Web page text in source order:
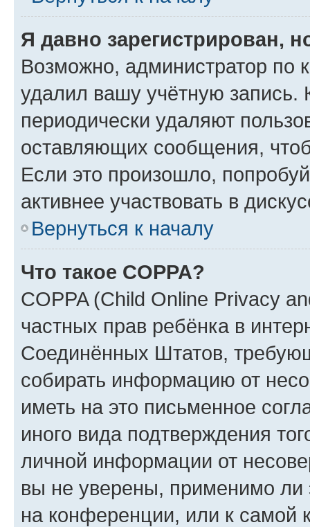
Я давно зарегистрирован,
Возможно, администратор по
удалил вашу учётную запись.
периодически удаляют
оставляющих сообщения,
Если это произошло,
активнее участвовать в
Вернуться к началу
Что такое COPPA?
COPPA (Child Online Privacy
частных прав ребёнка в
Соединённых Штатов,
собирать информацию от
иметь на это письменное
иного вида подтверждения
личной информации от
вы не уверены, применимо ли
на конференции, или к самой